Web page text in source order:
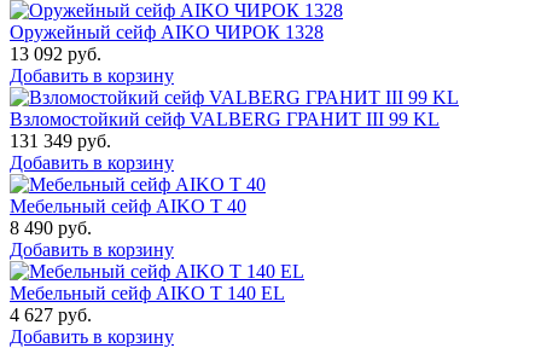
Оружейный сейф AIKO ЧИРОК 1328
13 092 руб.
Добавить в корзину
Взломостойкий сейф VALBERG ГРАНИТ III 99 KL
131 349 руб.
Добавить в корзину
Мебельный сейф AIKO Т 40
8 490 руб.
Добавить в корзину
Мебельный сейф AIKO T 140 EL
4 627 руб.
Добавить в корзину